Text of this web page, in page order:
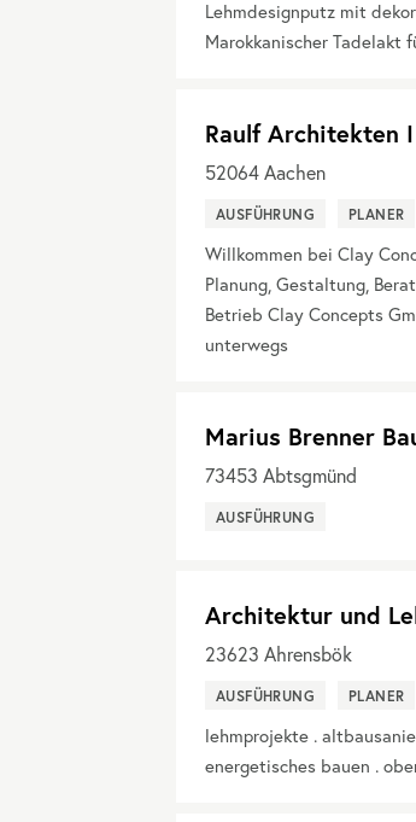
Lehmdesignputz mit
Marokkanischer Tadelakt
Raulf Architekten
52064Aachen
AUSFÜHRUNG PLANER
Willkommen bei Clay
Planung, Gestaltung,
Betrieb Clay Concepts
unterwegs
Marius Brenner
73453 Abtsgmünd
AUSFÜHRUNG
Architektur und
23623 Ahrensbök
AUSFÜHRUNG PLANER
lehmprojekte .
energetisches bauen .